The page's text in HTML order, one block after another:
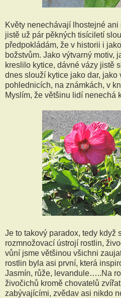
Květy nenechávají lhostejné
jistě už pár pěkných tisíciletí
předpokládám, že v historii i
božstvům. Jako výtvarný motiv,
kreslilo kytice, dávné vázy jistě
dnes slouží kytice jako dar, jako
pohlednicích, na známkách, v
Myslím, že většinu lidí nenechá
Je to takový paradox, tedy když
rozmnožovací ústrojí rostlin,
vůní jsme většinou všichni
rostlin byla asi první, která
Jasmín, růže, levandule…..Na
živočichů kromě chovatelů
zabývajícími, zvědav asi nikdo